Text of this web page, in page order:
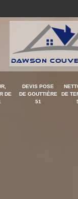
DE
DEVIS POSE
DE GOUTTIÈRE
51
DE